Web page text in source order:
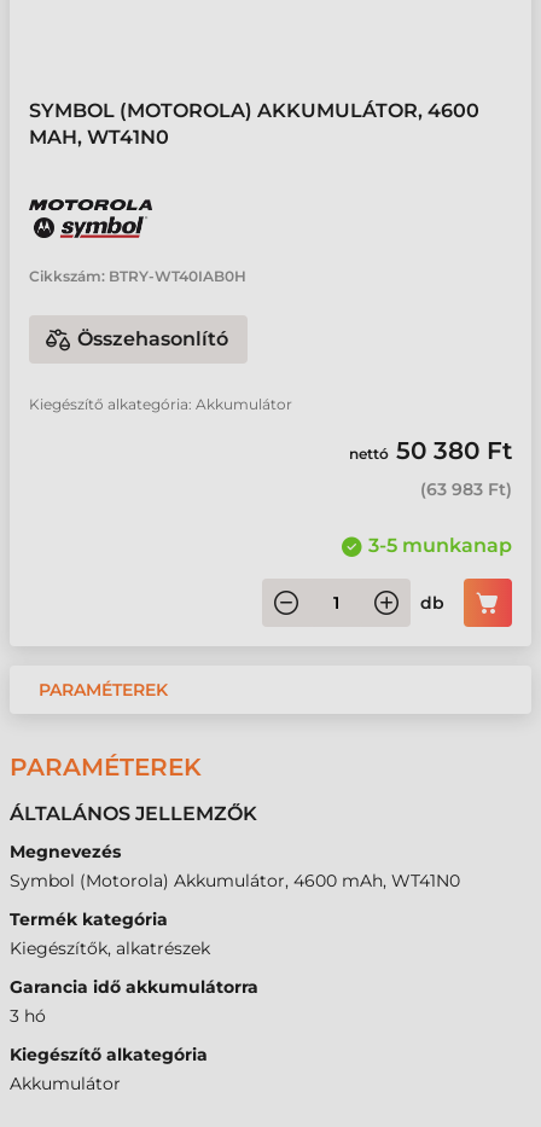
SYMBOL (MOTOROLA) AKKUMULÁTOR, 4600
MAH, WT41N0
Cikkszám: BTRY-WT40IAB0H
Összehasonlító
Kiegészítő alkategória: Akkumulátor
nettó 50 380 Ft
(63 983 Ft)
3-5 munkanap
db
PARAMÉTEREK
PARAMÉTEREK
ÁLTALÁNOS JELLEMZŐK
Megnevezés
Symbol (Motorola) Akkumulátor, 4600 mAh, WT41N0
Termék kategória
Kiegészítők, alkatrészek
Garancia idő akkumulátorra
3 hó
Kiegészítő alkategória
Akkumulátor